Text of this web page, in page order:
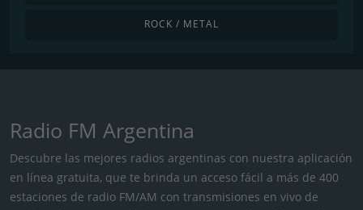
ROCK / METAL
Radio FM Argentina
Descubre las mejores radios argentinas con nuestra aplicación
en línea gratuita, que te brinda un acceso fácil a más de 400
estaciones de radio FM/AM con transmisiones en vivo de